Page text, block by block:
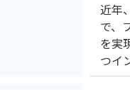
近年
で、
を実
つイ